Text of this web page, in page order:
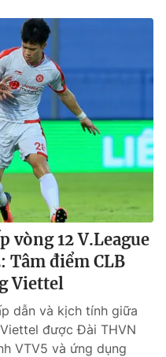
vòng 12 V.League
Tâm điểm CLB
Viettel
dẫn và kịch tính giữa
được Đài THVN
VTV5 và ứng dụng